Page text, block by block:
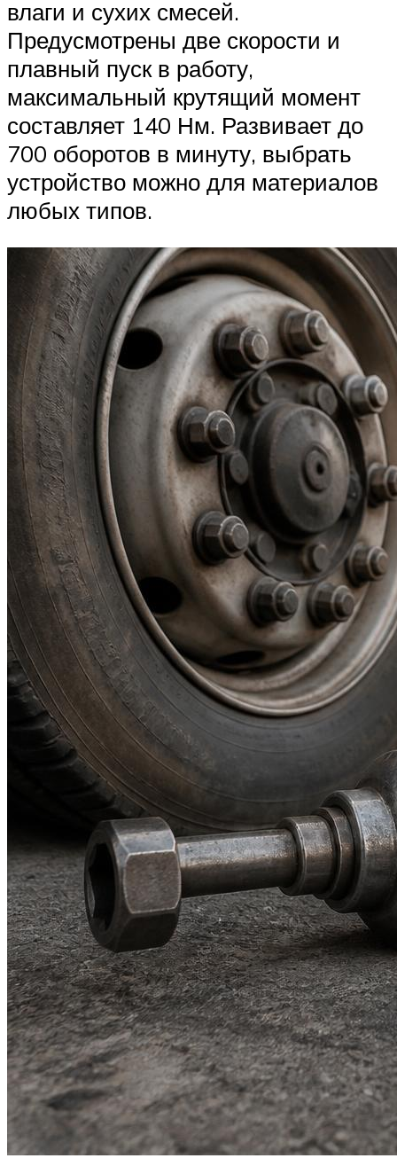
влаги и сухих смесей.
Предусмотрены две скорости и
плавный пуск в работу,
максимальный крутящий момент
составляет 140 Нм. Развивает до
700 оборотов в минуту, выбрать
устройство можно для материалов
любых типов.